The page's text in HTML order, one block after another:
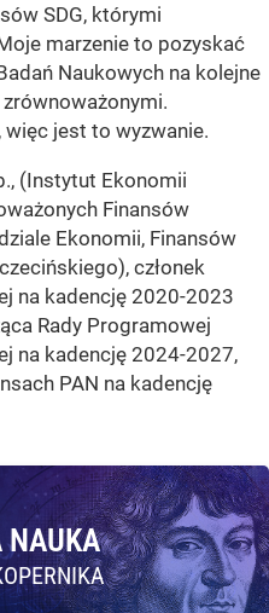
SDG, którymi
marzenie to pozyskać
Naukowych na kolejne
jest to wyzwanie.
(Instytut Ekonomii
Finansów
Ekonomii, Finansów
członek
na kadencję 2020-2023
Rady Programowej
na kadencję 2024-2027,
PAN na kadencję
NAUKA